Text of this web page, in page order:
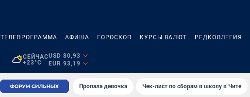
ТЕЛЕПРОГРАММА АФИША ГОРОСКОП КУРСЫ ВАЛЮТ РЕДКОЛЛЕГИЯ
СЕЙЧАС
+23°C
USD 80,93
EUR 93,19
Пропала девочка Чек-лист по сборам в школу в Чите